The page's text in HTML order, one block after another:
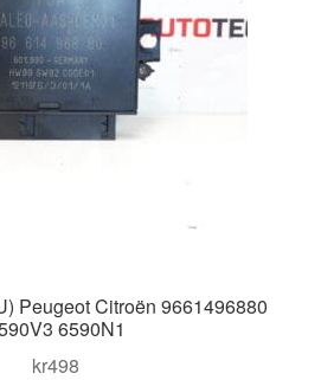
Peugeot Citroën 9661496880
6590N1
kr498